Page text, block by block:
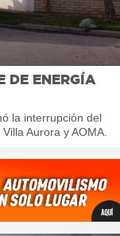
DE ENERGÍA
la interrupción del
Aurora y AOMA.